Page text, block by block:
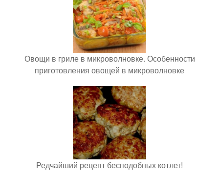
Овощи в гриле в микроволновке. Особенности
приготовления овощей в микроволновке
Редчайший рецепт бесподобных котлет!